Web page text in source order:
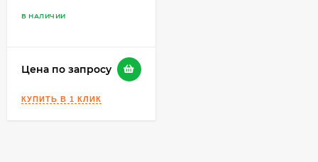
В НАЛИЧИИ
Цена по запросу